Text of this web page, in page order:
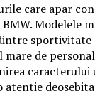
care apar
Modelele
sportivitate
de
caracterului
atentie